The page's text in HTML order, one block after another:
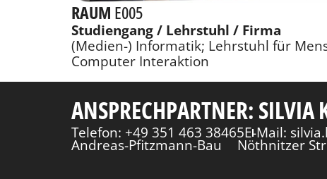
RAUM E005
Studiengang / Lehrstuhl / Firma
(Medien-) Informatik; Lehrstuhl für
Computer Interaktion
ANSPRECHPARTNER: SILVIA
Telefon: +49 351 463 38465E-Mail:
Andreas-Pfitzmann-Bau Nöthnitzer